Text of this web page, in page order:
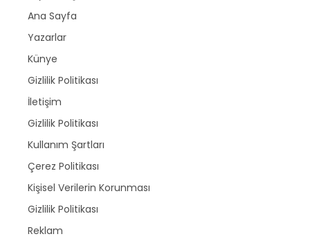
Ana Sayfa
Yazarlar
Künye
Gizlilik Politikası
İletişim
Gizlilik Politikası
Kullanım Şartları
Çerez Politikası
Kişisel Verilerin Korunması
Gizlilik Politikası
Reklam